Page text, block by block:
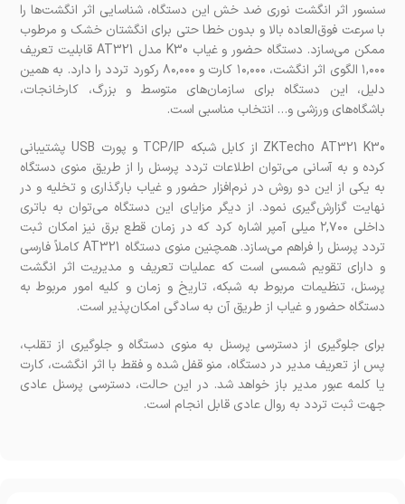
سنسور اثر انگشت نوری ضد خش این دستگاه، شناسایی اثر انگشت‌ها را
با سرعت فوق‌العاده بالا و بدون خطا حتی برای انگشتان خشک و مرطوب
ممکن می‌سازد. دستگاه حضور و غیاب K30 مدل AT321 قابلیت تعریف
۱,۰۰۰ الگوی اثر انگشت، ۱۰,۰۰۰ کارت و ۸۰,۰۰۰ رکورد تردد را دارد. به همین
دلیل، این دستگاه برای سازمان‌های متوسط و بزرگ، کارخانجات،
باشگاه‌های ورزشی و… انتخاب مناسبی است.
ZKTecho AT321 K30 از کابل شبکه TCP/IP و پورت USB پشتیبانی
کرده و به آسانی می‌توان اطلاعات تردد پرسنل را از طریق منوی دستگاه
به یکی از این دو روش در نرم‌افزار حضور و غیاب بارگذاری و تخلیه و در
نهایت گزارش‌گیری نمود. از دیگر مزایای این دستگاه می‌توان به باتری
داخلی ۲,۷۰۰ میلی آمپر اشاره کرد که در زمان قطع برق نیز امکان ثبت
تردد پرسنل را فراهم می‌سازد. همچنین منوی دستگاه AT321 کاملاً فارسی
و دارای تقویم شمسی است که عملیات تعریف و مدیریت اثر انگشت
پرسنل، تنظیمات مربوط به شبکه، تاریخ و زمان و کلیه امور مربوط به
دستگاه حضور و غیاب از طریق آن به سادگی امکان‌پذیر است.
برای جلوگیری از دسترسی پرسنل به منوی دستگاه و جلوگیری از تقلب،
پس از تعریف مدیر در دستگاه، منو قفل شده و فقط با اثر انگشت، کارت
یا کلمه عبور مدیر باز خواهد شد. در این حالت، دسترسی پرسنل عادی
جهت ثبت تردد به روال عادی قابل انجام است.